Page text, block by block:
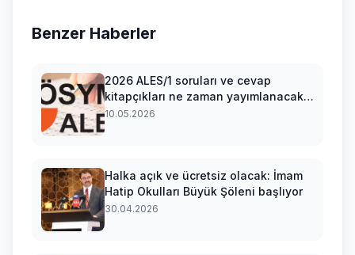
Benzer Haberler
2026 ALES/1 soruları ve cevap
kitapçıkları ne zaman yayımlanacak?
ALES/1 sınav soruları ve cevapları
10.05.2026
Halka açık ve ücretsiz olacak: İmam
Hatip Okulları Büyük Şöleni başlıyor
30.04.2026